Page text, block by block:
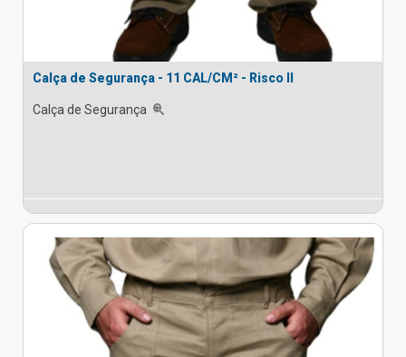
Calça de Segurança - 11 CAL/CM² - Risco II
Calça de Segurança